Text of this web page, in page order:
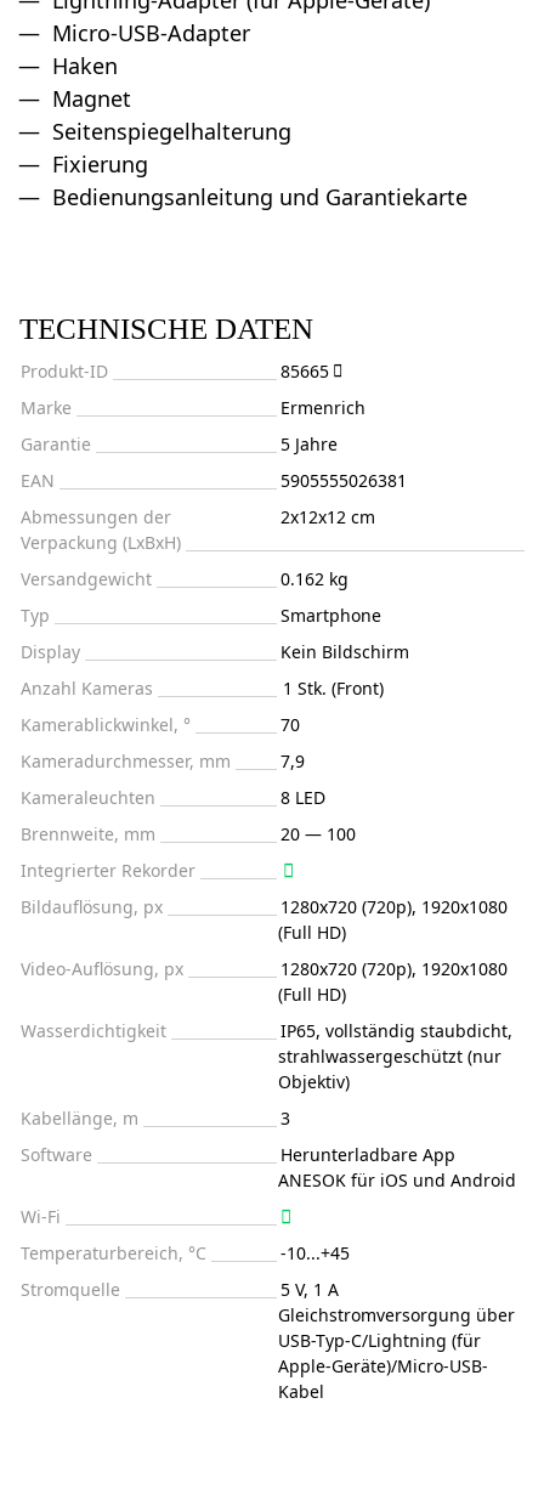
Micro-USB-Adapter
Haken
Magnet
Seitenspiegelhalterung
Fixierung
Bedienungsanleitung und Garantiekarte
TECHNISCHE DATEN
Produkt-ID
85665
Marke
Ermenrich
Garantie
5 Jahre
EAN
5905555026381
Abmessungen der
Verpackung (LxBxH)
2x12x12 cm
Versandgewicht
0.162 kg
Typ
Smartphone
Display
Kein Bildschirm
Anzahl Kameras
1 Stk. (Front)
Kamerablickwinkel, °
70
Kameradurchmesser, mm
7,9
Kameraleuchten
8 LED
Brennweite, mm
20 — 100
Integrierter Rekorder
Bildauflösung, px
1280x720 (720p), 1920х1080
(Full HD)
Video-Auflösung, px
1280x720 (720p), 1920x1080
(Full HD)
Wasserdichtigkeit
IP65, vollständig staubdicht,
strahlwassergeschützt (nur
Objektiv)
Kabellänge, m
3
Software
Herunterladbare App
ANESOK für iOS und Android
Wi-Fi
Temperaturbereich, °C
-10...+45
Stromquelle
5 V, 1 A
Gleichstromversorgung über
USB-Typ-C/Lightning (für
Apple-Geräte)/Micro-USB-
Kabel